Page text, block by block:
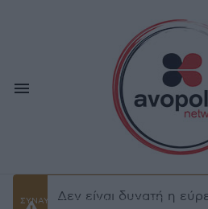
Δεν είναι δυνατή η
ΣΥΝΑΥΛΙΕΣ - ΕΛΛΗΝΙΚΑ ΝΟΕ 2,2000